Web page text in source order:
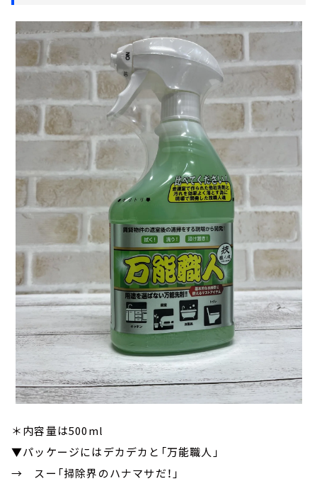
＊内容量は500ml
▼パッケージにはデカデカと「万能職人」
→ スー「掃除界のハナマサだ！」